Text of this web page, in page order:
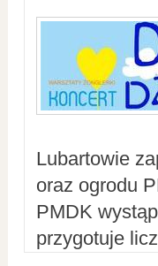
Lubartowie
oraz ogrodu
PMDK
przygotuje